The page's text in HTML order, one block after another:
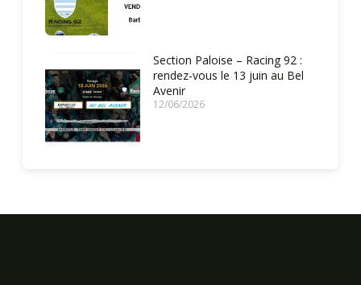
Section Paloise – Racing 92 :
rendez-vous le 13 juin au Bel
Avenir
12/06/2026